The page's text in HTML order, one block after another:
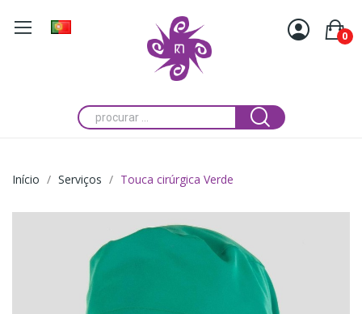
0
Início Serviços Touca cirúrgica Verde